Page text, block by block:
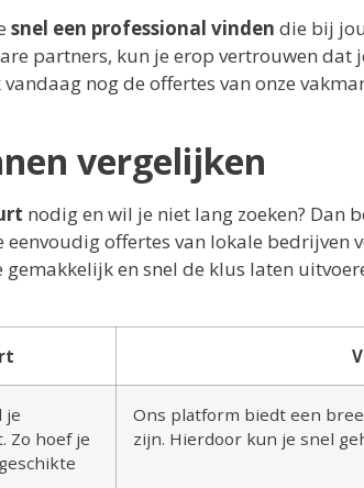
snel een professional vinden die bij
partners, kun je erop vertrouwen dat
nog de offertes van onze
vergelijken
nodig en wil je niet lang zoeken? Dan
offertes van lokale bedrijven
en snel de klus laten
je
Zo hoef je
Ons platform biedt een
zijn. Hierdoor kun je snel